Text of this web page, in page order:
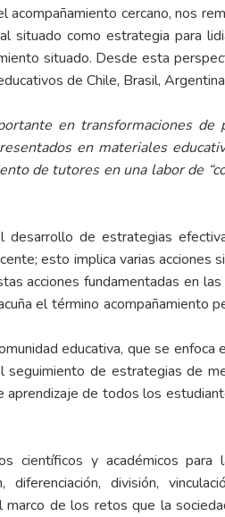
cercano, nos
situado como estrategia para
situado. Desde esta
de Chile, Brasil,
en transformaciones de
en materiales
de tutores en una labor de
de estrategias
esto implica varias acciones
acciones fundamentadas en las
el término acompañamiento
educativa, que se enfoca
seguimiento de estrategias de
de todos los
científicos y académicos para
división,
de los retos que la